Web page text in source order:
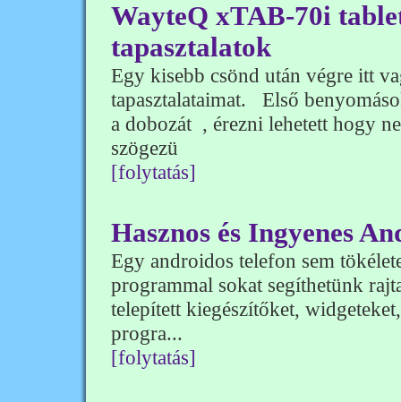
WayteQ xTAB-70i
tapasztalatok
Egy kisebb csönd után végre itt
tapasztalataimat. Első
a dobozát , érezni lehetett hogy
szögezü
[folytatás]
Hasznos és Ingyenes
Egy androidos telefon sem
programmal sokat segíthetünk
telepített kiegészítőket,
progra...
[folytatás]